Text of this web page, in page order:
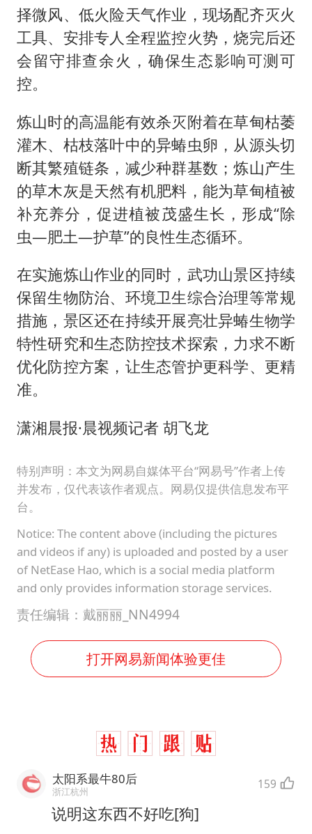
择微风、低火险天气作业，现场配齐灭火
工具、安排专人全程监控火势，烧完后还
会留守排查余火，确保生态影响可测可
控。
炼山时的高温能有效杀灭附着在草甸枯萎
灌木、枯枝落叶中的异蝽虫卵，从源头切
断其繁殖链条，减少种群基数；炼山产生
的草木灰是天然有机肥料，能为草甸植被
补充养分，促进植被茂盛生长，形成“除
虫—肥土—护草”的良性生态循环。
在实施炼山作业的同时，武功山景区持续
保留生物防治、环境卫生综合治理等常规
措施，景区还在持续开展亮壮异蝽生物学
特性研究和生态防控技术探索，力求不断
优化防控方案，让生态管护更科学、更精
准。
潇湘晨报·晨视频记者 胡飞龙
特别声明：本文为网易自媒体平台“网易号”作者上传
并发布，仅代表该作者观点。网易仅提供信息发布平
台。
Notice: The content above (including the pictures
and videos if any) is uploaded and posted by a user
of NetEase Hao, which is a social media platform
and only provides information storage services.
责任编辑：戴丽丽_NN4994
打开网易新闻体验更佳
太阳系最牛80后
浙江杭州 159
说明这东西不好吃[狗]